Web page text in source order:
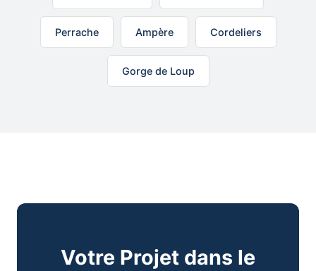
Perrache Ampère Cordeliers
Gorge de Loup
Votre Projet dans le